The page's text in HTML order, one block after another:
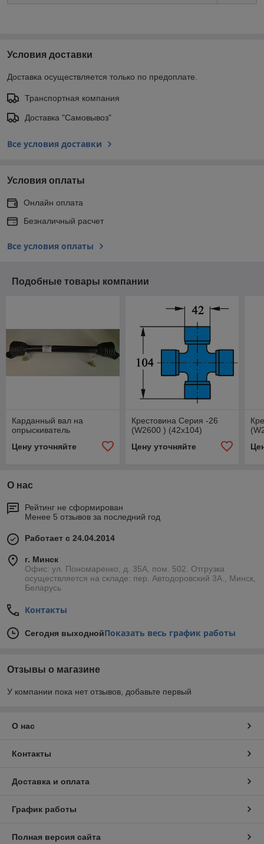
Условия доставки
Доставка осуществляется только по предоплате.
Транспортная компания
Доставка "Самовывоз"
Все условия доставки
Условия оплаты
Онлайн оплата
Безналичный расчет
Все условия оплаты
Подобные товары компании
Карданный вал на
опрыскиватель
Цену уточняйте
Крестовина Серия -26
(W2600 ) (42х104)
Цену уточняйте
О нас
Рейтинг не сформирован
Менее 5 отзывов за последний год
Работает с 24.04.2014
г. Минск
Офис: ул. Пономаренко, д. 35А, пом. 502. Отгрузка
осуществляется на складе: пер. Автодоровский 3А., Минск,
Беларусь
Контакты
Сегодня выходнойПоказать весь график работы
Отзывы о магазине
У компании пока нет отзывов, добавьте первый
О нас
Контакты
Доставка и оплата
График работы
Полная версия сайта